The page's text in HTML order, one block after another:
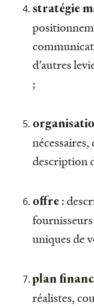
stratégie
d’autres
;
description
offre :
uniques de
plan
réalistes,